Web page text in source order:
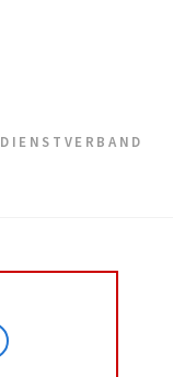
DIENSTVERBAND